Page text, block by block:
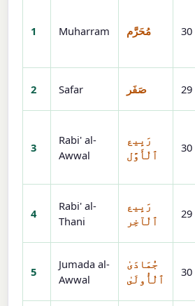
1 Muharram مُحَرَّم 30
2 Safar صَفَر 29
3
Rabi' al-
Awwal
رَبِيع
ٱلْأَوَّل
30
4
Rabi' al-
Thani
رَبِيع
ٱلْآخِر
29
5
Jumada al-
Awwal
جُمَادَىٰ
ٱلْأُولَىٰ
30